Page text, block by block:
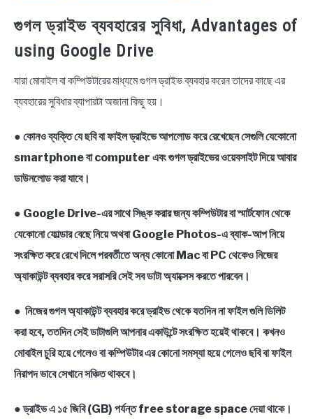
গুগল ড্রাইভ ব্যবহারের সুবিধা, Advantages of
using Google Drive
যারা মোবাইল বা কম্পিউটারের মাধ্যমে গুগল ড্রাইভ ব্যবহার করেন তাদের কাছে এর
ব্যবহারের সুবিধার ব্যাপারটা অজানা কিছু হয়।
● কোনও ব্যক্তি যে ছবি বা ফাইল ড্রাইভে আপলোড করে রেখেছেন সেগুলি যেকোনো
smartphone বা computer এবং গুগল ড্রাইভের ওয়েবসাইট দিয়ে আবার
ডাউনলোড করা যাবে।
● Google Drive-এর সাথে সিঙ্ক করার জন্য কম্পিউটার বা স্মার্টফোন থেকে
যেকোনো ফোল্ডার বেছে নিয়ে অথবা Google Photos-এ ব্যাক-আপ নিয়ে
সংরক্ষিত করে রেখে দিলে পরবর্তীতে অন্য কোনো Mac বা PC থেকেও নিজের
অ্যাকাউন্ট ব্যবহার করে সরাসরি সেই সব ডাটা অ্যাক্সেস করতে পারবেন।
● নিজের গুগল অ্যাকাউন্ট ব্যবহার করে ড্রাইভ থেকে যতদিন না ফাইল গুলি ডিলিট
করা হবে, ততদিন সেই ডাটাগুলি আপনার একাউন্টে সংরক্ষিত হয়েই থাকবে। কখনও
মোবাইল চুরি হয়ে গেলেও বা কম্পিউটার এর কোনো সমস্যা হয়ে গেলেও ছবি বা ফাইল
নিরাপদ ভাবে সেখানে সঞ্চিত থাকবে।
●ড্রাইভ এ ১৫ জিবি (GB) পর্যন্ত free storage space দেয়া থাকে।